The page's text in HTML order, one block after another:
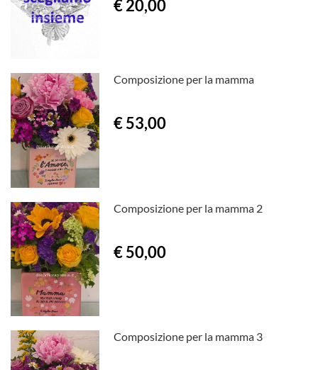
€ 20,00
Composizione per la mamma
€ 53,00
Composizione per la mamma 2
€ 50,00
Composizione per la mamma 3